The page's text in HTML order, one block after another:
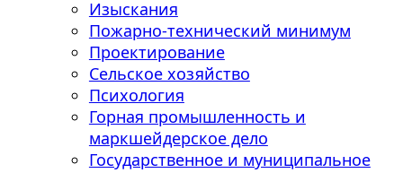
Изыскания
Пожарно-технический минимум
Проектирование
Сельское хозяйство
Психология
Горная промышленность и
маркшейдерское дело
Государственное и муниципальное